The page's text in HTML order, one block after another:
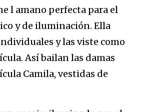
l amano perfecta para el
y de iluminación. Ella
y las viste como
Así bailan las damas
Camila, vestidas de